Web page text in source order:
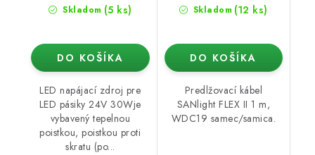
Skladom (5 ks)
DO KOŠÍKA
LED napájací zdroj pre
LED pásiky 24V 30Wje
vybavený tepelnou
poistkou, poistkou proti
skratu (po...
Skladom (12 ks)
DO KOŠÍKA
Predlžovací kábel
SANlight FLEX II 1 m,
WDC19 samec/samica.